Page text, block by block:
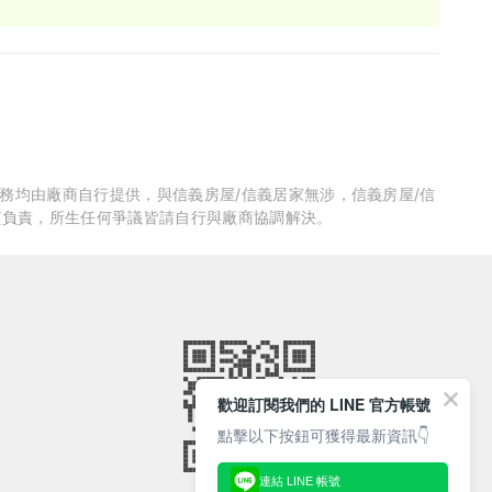
均由廠商自行提供，與信義房屋/信義居家無涉，信義房屋/信
責，所生任何爭議皆請自行與廠商協調解決。
歡迎訂閱我們的 LINE 官方帳號
點擊以下按鈕可獲得最新資訊👇
連結 LINE 帳號